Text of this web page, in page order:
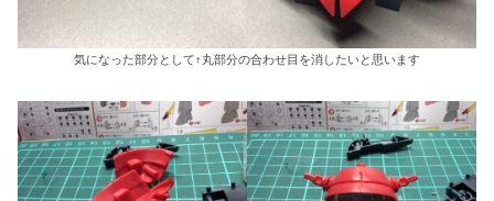
気になった部分として↑丸部分の合わせ目を消したいと思います